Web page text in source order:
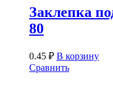
Заклепка
80
0.45 ₽ В корзину
Сравнить